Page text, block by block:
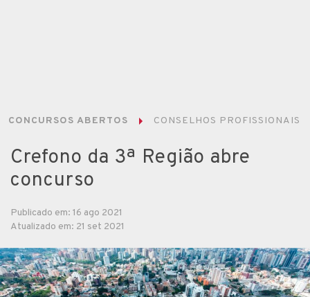
CONCURSOS ABERTOS CONSELHOS PROFISSIONAIS
Crefono da 3ª Região abre
concurso
Publicado em: 16 ago 2021
Atualizado em: 21 set 2021